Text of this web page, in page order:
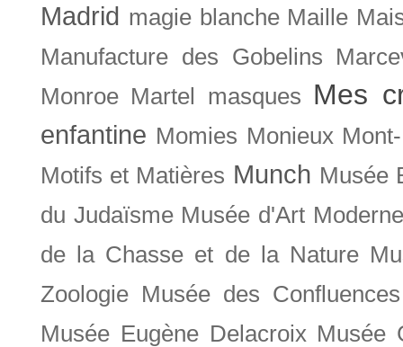
Madrid magie blanche Maille
Manufacture des Gobelins
Monroe Martel masques Mes
enfantine Momies Monieux
Motifs et Matières Munch Musée
du Judaïsme Musée d'Art
de la Chasse et de la Nature
Zoologie Musée des Confluences
Musée Eugène Delacroix Musée